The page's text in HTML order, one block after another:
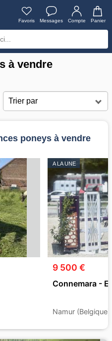
Favoris Messages Compte Panier
à vendre
poneys à vendre
A LA UNE
9 500 €
Connemara -
Namur (Belgique)